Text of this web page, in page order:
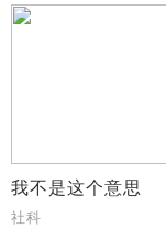
我不是这个意思
社科